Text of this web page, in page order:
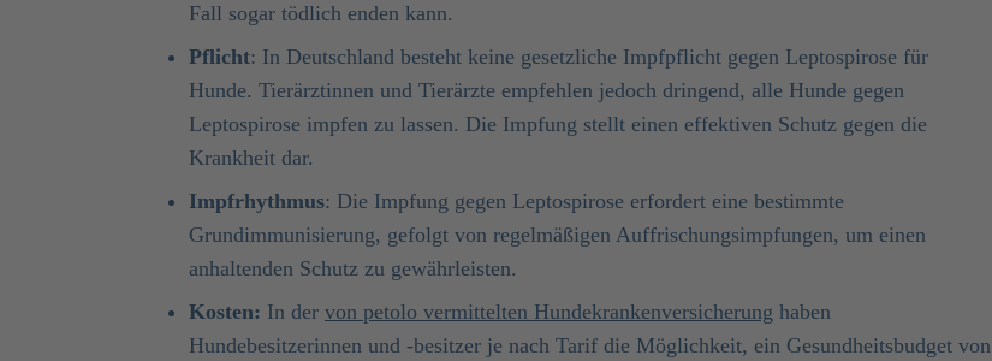
Fall sogar tödlich enden kann.
Pflicht: In Deutschland besteht keine gesetzliche Impfpflicht gegen Leptospirose für
Hunde. Tierärztinnen und Tierärzte empfehlen jedoch dringend, alle Hunde gegen
Leptospirose impfen zu lassen. Die Impfung stellt einen effektiven Schutz gegen die
Krankheit dar.
Impfrhythmus: Die Impfung gegen Leptospirose erfordert eine bestimmte
Grundimmunisierung, gefolgt von regelmäßigen Auffrischungsimpfungen, um einen
anhaltenden Schutz zu gewährleisten.
Kosten: In der von petolo vermittelten Hundekrankenversicherung haben
Hundebesitzerinnen und -besitzer je nach Tarif die Möglichkeit, ein Gesundheitsbudget von